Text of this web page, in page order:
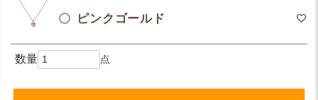
ピンクゴールド